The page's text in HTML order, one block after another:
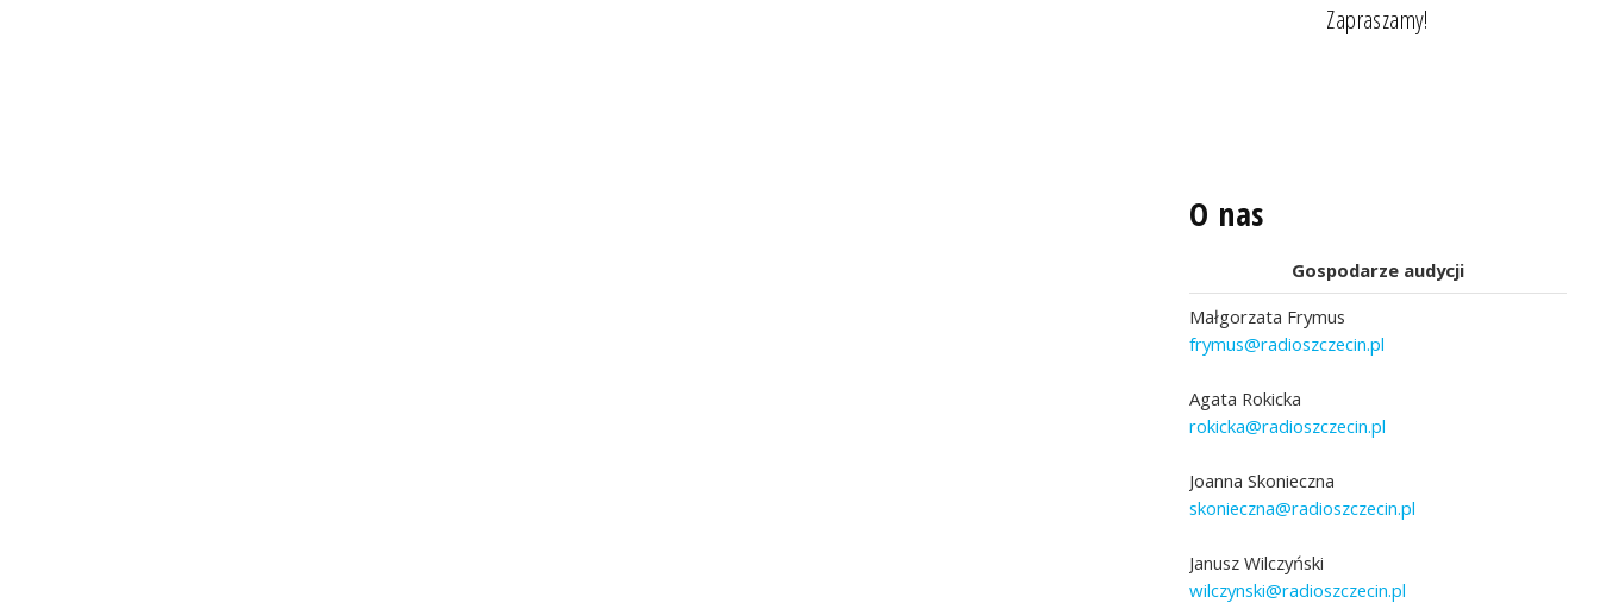
Zapraszamy!
O nas
Gospodarze audycji
Małgorzata Frymus
frymus@radioszczecin.pl
Agata Rokicka
rokicka@radioszczecin.pl
Joanna Skonieczna
skonieczna@radioszczecin.pl
Janusz Wilczyński
wilczynski@radioszczecin.pl